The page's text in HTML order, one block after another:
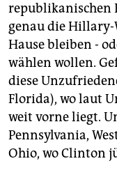
republikanischen
genau die Hillary-
Hause bleiben -
wählen wollen.
diese
Florida), wo laut
weit vorne liegt.
Pennsylvania,
Ohio, wo Clinton